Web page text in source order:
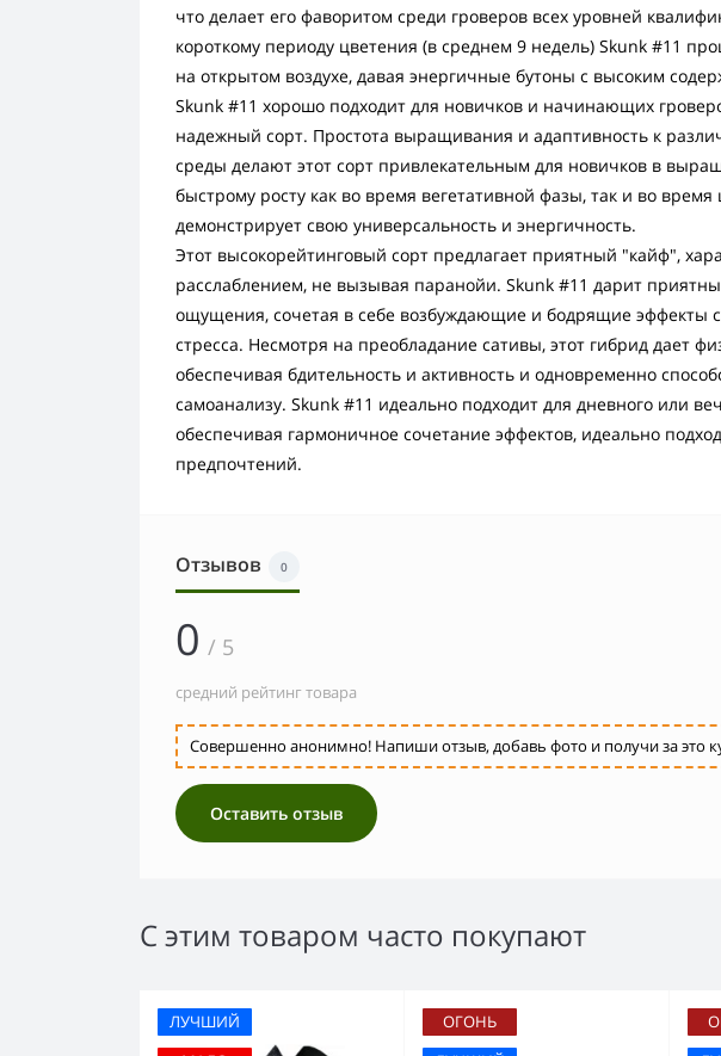
что делает его фаворитом среди гроверов всех уровней
короткому периоду цветения (в среднем 9 недель) Skunk #11
на открытом воздухе, давая энергичные бутоны с высоким
Skunk #11 хорошо подходит для новичков и начинающих
надежный сорт. Простота выращивания и адаптивность к
среды делают этот сорт привлекательным для новичков в
быстрому росту как во время вегетативной фазы, так и во время
демонстрирует свою универсальность и энергичность.
Этот высокорейтинговый сорт предлагает приятный "кайф",
расслаблением, не вызывая паранойи. Skunk #11 дарит
ощущения, сочетая в себе возбуждающие и бодрящие эффекты
стресса. Несмотря на преобладание сативы, этот гибрид дает
обеспечивая бдительность и активность и одновременно
самоанализу. Skunk #11 идеально подходит для дневного или
обеспечивая гармоничное сочетание эффектов, идеально
предпочтений.
Отзывов 0
0 / 5
средний рейтинг товара
Совершенно анонимно! Напиши отзыв, добавь фото и получи за это
Оставить отзыв
С этим товаром часто покупают
ЛУЧШИЙ
ОГОНЬ